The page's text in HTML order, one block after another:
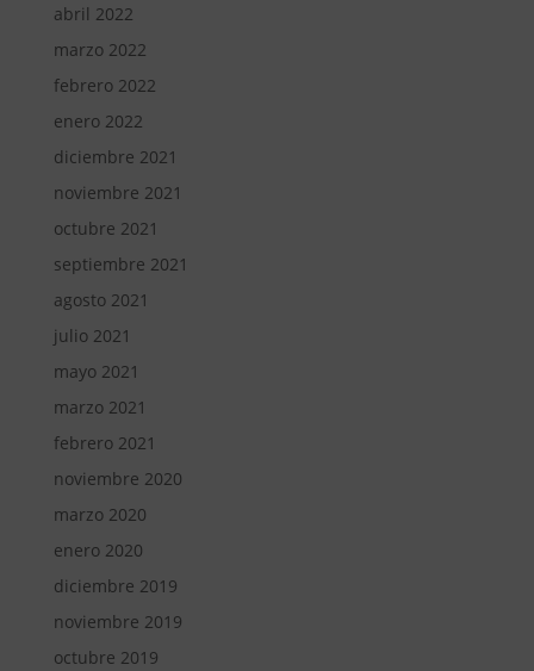
abril 2022
marzo 2022
febrero 2022
enero 2022
diciembre 2021
noviembre 2021
octubre 2021
septiembre 2021
agosto 2021
julio 2021
mayo 2021
marzo 2021
febrero 2021
noviembre 2020
marzo 2020
enero 2020
diciembre 2019
noviembre 2019
octubre 2019